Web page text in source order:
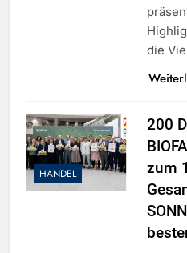
die
HANDEL
200
zum